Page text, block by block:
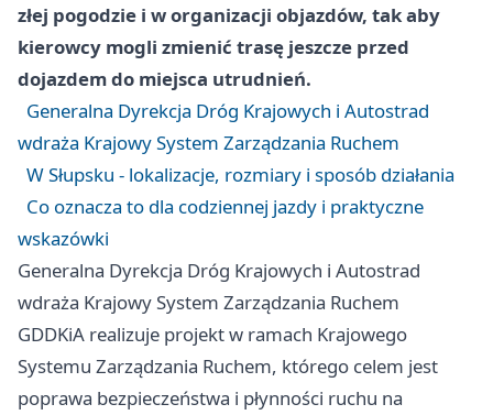
złej pogodzie i w organizacji objazdów, tak aby
kierowcy mogli zmienić trasę jeszcze przed
dojazdem do miejsca utrudnień.
Generalna Dyrekcja Dróg Krajowych i Autostrad
wdraża Krajowy System Zarządzania Ruchem
W Słupsku - lokalizacje, rozmiary i sposób działania
Co oznacza to dla codziennej jazdy i praktyczne
wskazówki
Generalna Dyrekcja Dróg Krajowych i Autostrad
wdraża Krajowy System Zarządzania Ruchem
GDDKiA realizuje projekt w ramach Krajowego
Systemu Zarządzania Ruchem, którego celem jest
poprawa bezpieczeństwa i płynności ruchu na